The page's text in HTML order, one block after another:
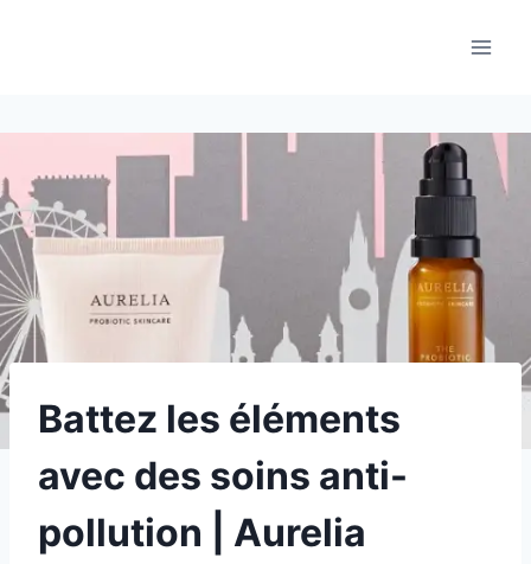
Battez les éléments
avec des soins anti-
pollution | Aurelia